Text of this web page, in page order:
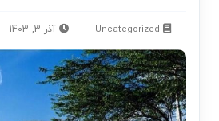
Uncategorized آذر 3, 1403